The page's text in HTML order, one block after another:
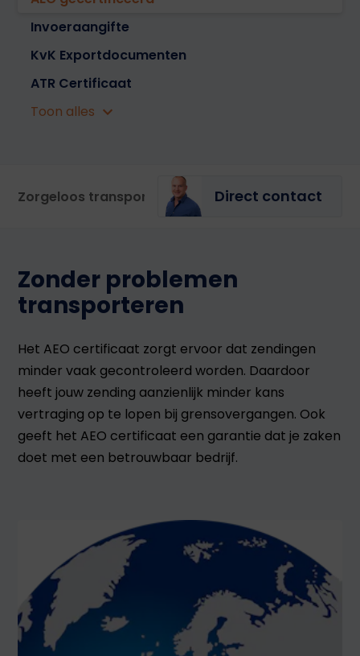
Invoeraangifte
KvK Exportdocumenten
ATR Certificaat
Toon alles
Incoterms® 2010
Douane Entrepot
Goederen inklaring
Douanedocumenten
Zorgeloos transporteren Volledige AEO
Direct contact
Zonder problemen
transporteren
Het AEO certificaat zorgt ervoor dat zendingen
minder vaak gecontroleerd worden. Daardoor
heeft jouw zending aanzienlijk minder kans
vertraging op te lopen bij grensovergangen. Ook
geeft het AEO certificaat een garantie dat je zaken
doet met een betrouwbaar bedrijf.